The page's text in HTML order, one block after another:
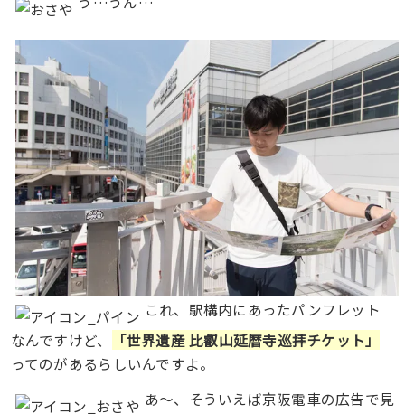
これ、駅構内にあったパンフレット
なんですけど、
「世界遺産 比叡山延暦寺巡拝チケット」
ってのがあるらしいんですよ。
あ〜、そういえば京阪電車の広告で見